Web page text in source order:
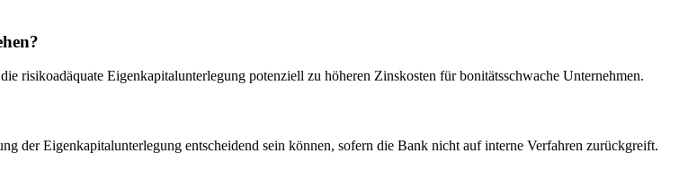
risikoadäquate Eigenkapitalunterlegung potenziell zu höheren Zinskosten für bonitätsschwache Unternehmen.
der Eigenkapitalunterlegung entscheidend sein können, sofern die Bank nicht auf interne Verfahren zurückgreift.